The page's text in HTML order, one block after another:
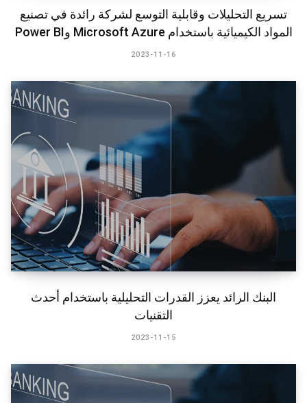
تسريع التحليلات وقابلية التوسع لشركة رائدة في تصنيع
المواد الكيميائية باستخدام Microsoft Azure وPower BI​
2023-11-16
​البنك الرائد يعزز القدرات التحليلية باستخدام أحدث
التقنيات
2023-11-15